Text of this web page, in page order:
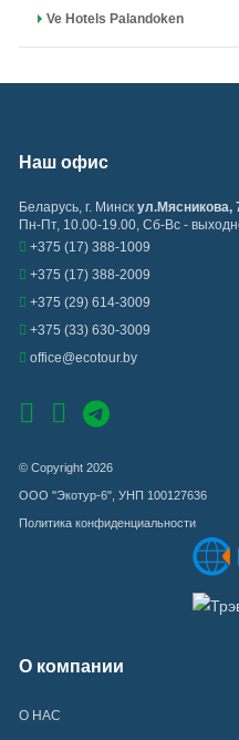
Ve Hotels Palandoken
Наш офис
Беларусь, г. Минск ул.Мясникова,
Пн-Пт, 10.00-19.00, Сб-Вс -
+375 (17) 388-1009
+375 (17) 388-2009
+375 (29) 614-3009
+375 (33) 630-3009
office@ecotour.by
© Copyright 2026
ООО "Экотур-6", УНП 100127636
Политика конфиденциальности
О компании
О НАС